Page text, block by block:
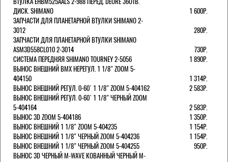
ДИСК. SHIMANO
1 600Р.
ЗАПЧАСТИ ДЛЯ ПЛАНЕТАРНОЙ ВТУЛКИ SHIMANO 2-
3012
280Р.
ЗАПЧАСТИ ДЛЯ ПЛАНЕТАРНОЙ ВТУЛКИ SHIMANO
ASM3D558CL010 2-3014
730Р.
СИСТЕМА ПЕРЕДНЯЯ SHIMANO TOURNEY 2-5056
1 890Р.
ВЫНОС ВНЕШНИЙ BMX НЕРЕГУЛ. 1 1/8" ZOOM 5-
404150
1 314Р.
ВЫНОС ВНЕШНИЙ РЕГУЛ. 0-60` 1 1/8" ZOOM 5-404162
2 583Р.
ВЫНОС ВНЕШНИЙ РЕГУЛ. 0-60` 1 1/8" ЧЕРНЫЙ ZOOM
5-404164
2 583Р.
ВЫНОС 3D ZOOM 5-404186
1 350Р.
ВЫНОС ВНЕШНИЙ 1 1/8" ZOOM 5-404235
1 154Р.
ВЫНОС ВНЕШНИЙ 1 1/8" ЧЕРНЫЙ ZOOM 5-404236
1 154Р.
ВЫНОС ВНЕШНИЙ 1 1/8" ЧЕРНЫЙ ZOOM 5-404255
950Р.
ВЫНОС 3D ЧЕРНЫЙ M-WAVE КОВАННЫЙ ЧЕРНЫЙ M-